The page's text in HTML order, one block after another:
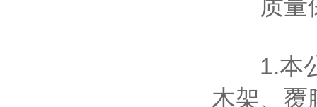
质量
1.本公
木架、覆